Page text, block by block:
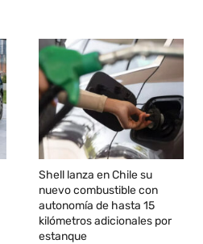
Shell lanza en Chile su
nuevo combustible con
autonomía de hasta 15
kilómetros adicionales por
estanque